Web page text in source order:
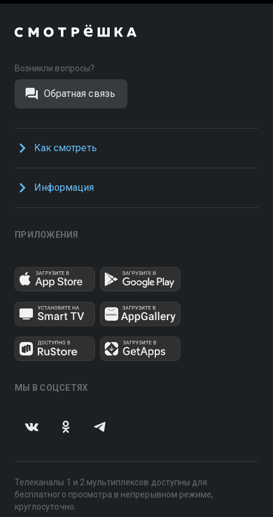
Возникли вопросы?
Обратная связь
Как смотреть
Информация
ПРИЛОЖЕНИЯ
МЫ В СОЦСЕТЯХ
Телеканалы 1 и 2 мультиплексов доступны для
бесплатного просмотра в непрерывном режиме,
круглосуточно.